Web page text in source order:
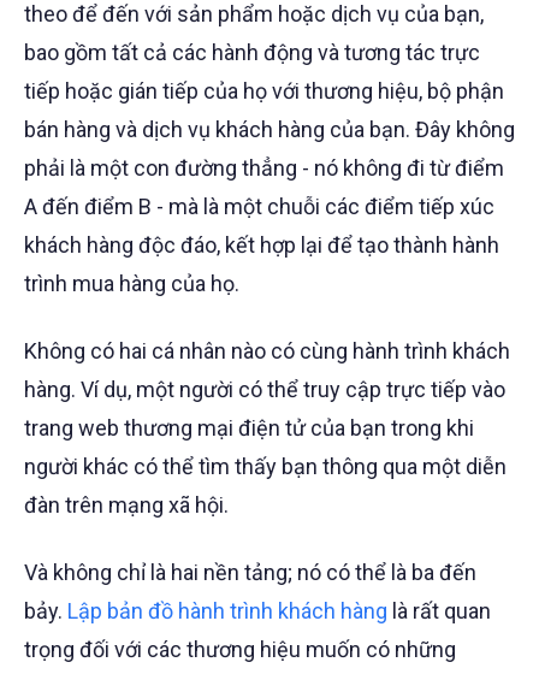
theo để đến với sản phẩm hoặc dịch vụ của bạn,
bao gồm tất cả các hành động và tương tác trực
tiếp hoặc gián tiếp của họ với thương hiệu, bộ phận
bán hàng và dịch vụ khách hàng của bạn. Đây không
phải là một con đường thẳng - nó không đi từ điểm
A đến điểm B - mà là một chuỗi các điểm tiếp xúc
khách hàng độc đáo, kết hợp lại để tạo thành hành
trình mua hàng của họ.
Không có hai cá nhân nào có cùng hành trình khách
hàng. Ví dụ, một người có thể truy cập trực tiếp vào
trang web thương mại điện tử của bạn trong khi
người khác có thể tìm thấy bạn thông qua một diễn
đàn trên mạng xã hội.
Và không chỉ là hai nền tảng; nó có thể là ba đến
bảy. Lập bản đồ hành trình khách hàng là rất quan
trọng đối với các thương hiệu muốn có những